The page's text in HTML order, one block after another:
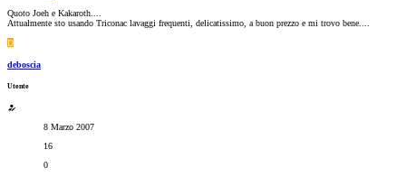
Quoto Joeh e Kakaroth....
Attualmente sto usando Triconac lavaggi frequenti, delicatissimo, a buon prezzo e mi trovo bene....
D
deboscia
Utente
8 Marzo 2007
16
0